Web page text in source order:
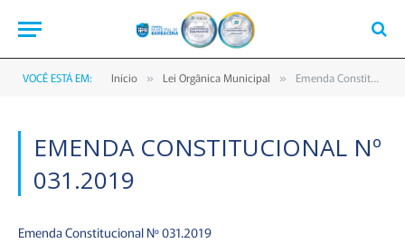
VOCÊ ESTÁ EM: Início » Lei Orgânica Municipal » Emenda Constitucional Nº 031.2019
EMENDA CONSTITUCIONAL Nº
031.2019
Emenda Constitucional Nº 031.2019